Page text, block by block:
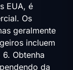
EUA, é
Os
geralmente
incluem
Obtenha
da